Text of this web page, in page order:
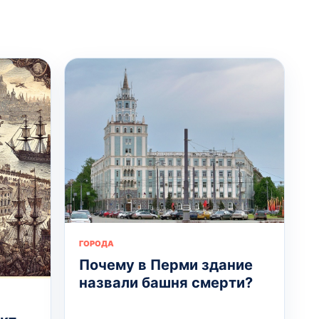
ГОРОДА
Почему в Перми здание
назвали башня смерти?